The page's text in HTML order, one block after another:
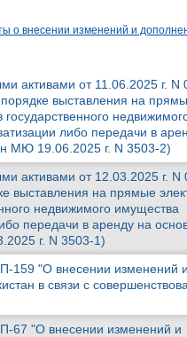
о внесении изменений и
активами от 11.06.2025 г. N
выставления на
либо передачи в
МЮ 19.06.2025 г. N 3503-2)
активами от 12.03.2025 г. N
выставления на прямые
недвижимого имущества
передачи в аренду на
г. N 3503-1)
159 "О внесении изменений и
в связи с
67 "О внесении изменений и